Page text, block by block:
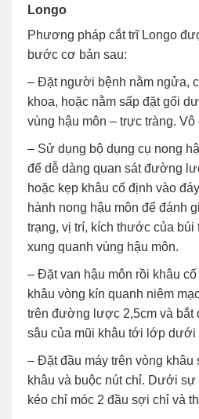
Longo
Phương pháp cắt trĩ Longo
bước cơ bản sau:
– Đặt người bệnh nằm ngửa,
khoa, hoặc nằm sấp đặt gối
vùng hậu môn – trực tràng.
– Sử dụng bộ dụng cụ nong
để dễ dàng quan sát đường
hoặc kẹp khâu cố định vào
hành nong hậu môn để đánh
trạng, vị trí, kích thước của búi
xung quanh vùng hậu môn.
– Đặt van hậu môn rồi khâu
khâu vòng kín quanh niêm
trên đường lược 2,5cm và bắt
sâu của mũi khâu tới lớp dưới
– Đặt đầu máy trên vòng khâu
khâu và buộc nút chỉ. Dưới
kéo chỉ móc 2 đầu sợi chỉ và